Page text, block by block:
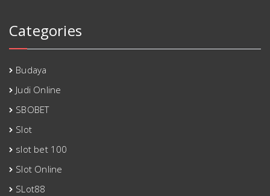
Categories
Budaya
Judi Online
SBOBET
Slot
slot bet 100
Slot Online
SLot88